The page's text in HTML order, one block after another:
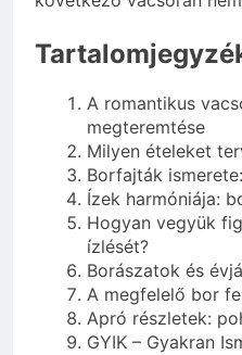
A romantikus
megteremtése
Milyen ételeket
Borfajták
Ízek harmóniája:
Hogyan vegyük
ízlését?
Borászatok és
A megfelelő bor
Apró részletek:
GYIK – Gyakran